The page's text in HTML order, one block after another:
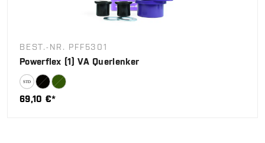
BEST.-NR. PFF5301
Powerflex (1) VA Querlenker
69,10 €*